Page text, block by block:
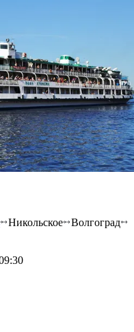
Никольское
Волгоград